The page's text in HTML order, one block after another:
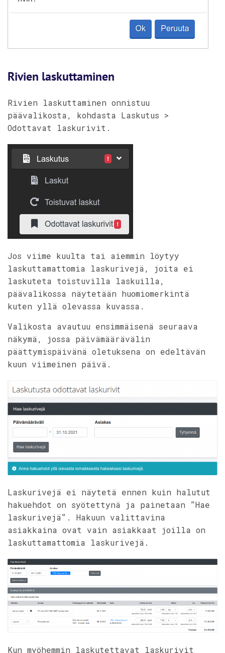
Rivien laskuttaminen
Rivien laskuttaminen onnistuu
päävalikosta, kohdasta Laskutus >
Odottavat laskurivit.
Jos viime kuulta tai aiemmin löytyy
laskuttamattomia laskurivejä, joita ei
laskuteta toistuvilla laskuilla,
päävalikossa näytetään huomiomerkintä
kuten yllä olevassa kuvassa.
Valikosta avautuu ensimmäisenä seuraava
näkymä, jossa päivämäärävälin
päättymispäivänä oletuksena on edeltävän
kuun viimeinen päivä.
Laskurivejä ei näytetä ennen kuin halutut
hakuehdot on syötettynä ja painetaan ”Hae
laskurivejä”. Hakuun valittavina
asiakkaina ovat vain asiakkaat joilla on
laskuttamattomia laskurivejä.
Kun myöhemmin laskutettavat laskurivit